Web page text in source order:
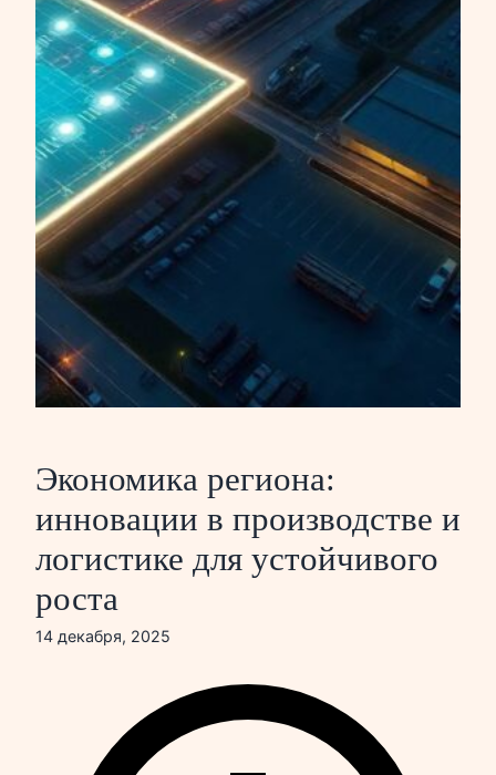
Экономика региона:
инновации в производстве и
логистике для устойчивого
роста
14 декабря, 2025